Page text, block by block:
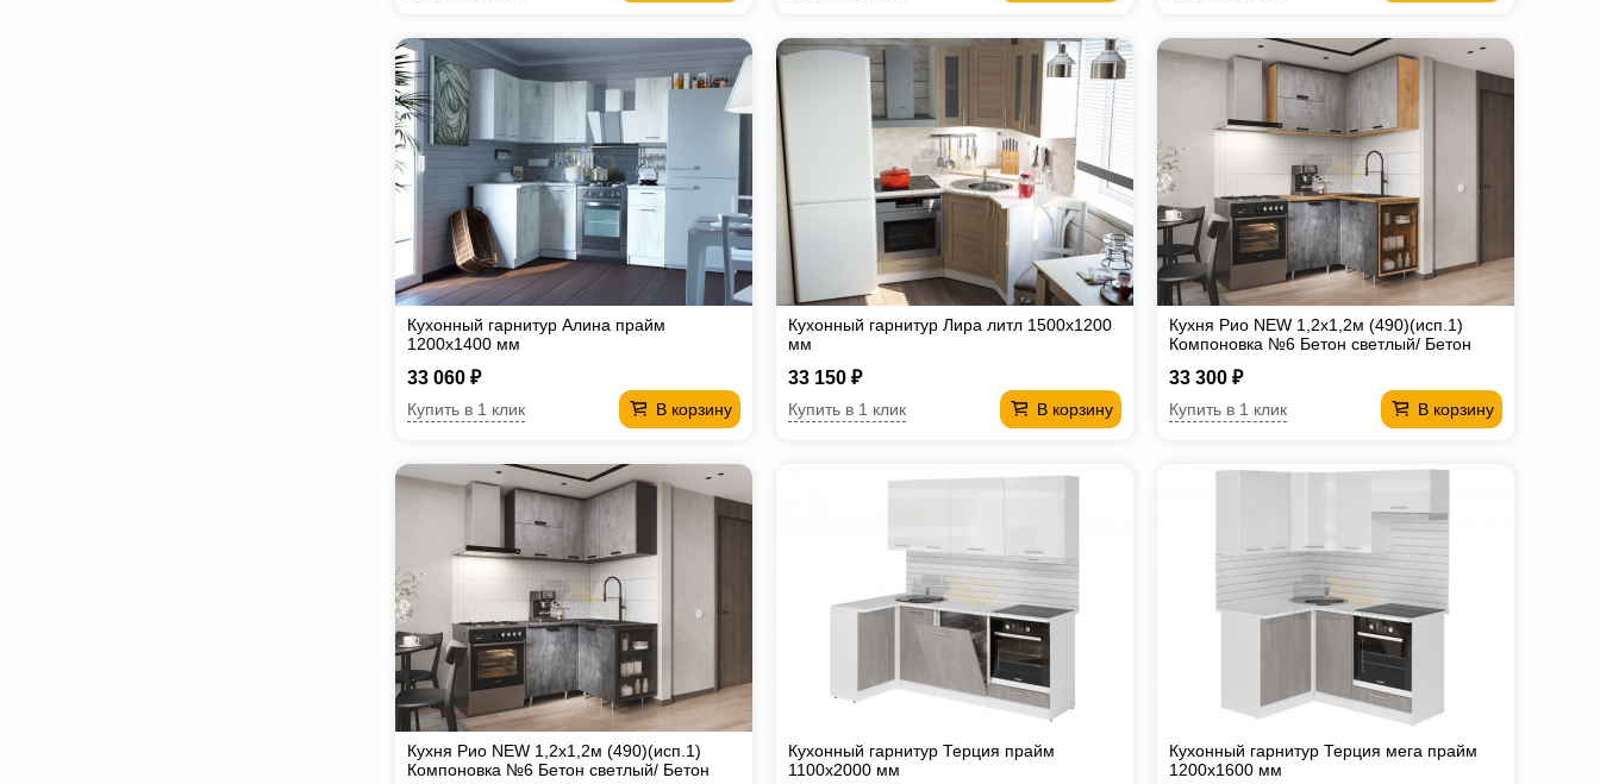
Кухонный гарнитур Алина прайм
1200х1400 мм
33 060 ₽
В корзину
Купить в 1 клик
Кухонный гарнитур Лира литл 1500х1200
мм
33 150 ₽
В корзину
Купить в 1 клик
Кухня Рио NEW 1,2х1,2м (490)(исп.1)
Компоновка №6 Бетон светлый/ Бетон
33 300 ₽
В корзину
Купить в 1 клик
Кухня Рио NEW 1,2х1,2м (490)(исп.1)
Компоновка №6 Бетон светлый/ Бетон
Кухонный гарнитур Терция прайм
1100х2000 мм
Кухонный гарнитур Терция мега прайм
1200х1600 мм